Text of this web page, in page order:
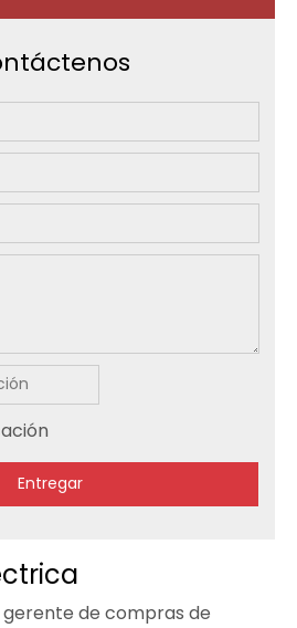
Entregar
gerente de compras de